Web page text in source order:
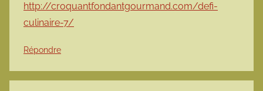
http://croquantfondantgourmand.com/defi-
culinaire-7/
Répondre